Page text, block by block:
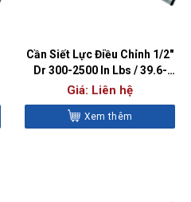
Cần Siết Lực Điều Chỉnh 1/2″
Dr 300-2500 In Lbs / 39.6-
279.9 Nm – CDI25003MRMH
Giá: Liên hệ
Xem thêm